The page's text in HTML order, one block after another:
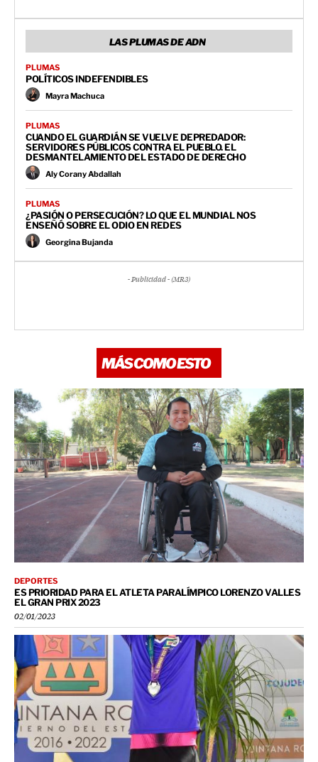
LAS PLUMAS DE ADN
PLUMAS
POLÍTICOS INDEFENDIBLES
Mayra Machuca
PLUMAS
CUANDO EL GUARDIÁN SE VUELVE DEPREDADOR:
SERVIDORES PÚBLICOS CONTRA EL PUEBLO. EL
DESMANTELAMIENTO DEL ESTADO DE DERECHO
Aly Corany Abdallah
PLUMAS
¿PASIÓN O PERSECUCIÓN? LO QUE EL MUNDIAL NOS
ENSEÑÓ SOBRE EL ODIO EN REDES
Georgina Bujanda
- Publicidad - (MR3)
MÁS COMO ESTO
DEPORTES
ES PRIORIDAD PARA EL ATLETA PARALÍMPICO LORENZO VALLES
EL GRAN PRIX 2023
02/01/2023